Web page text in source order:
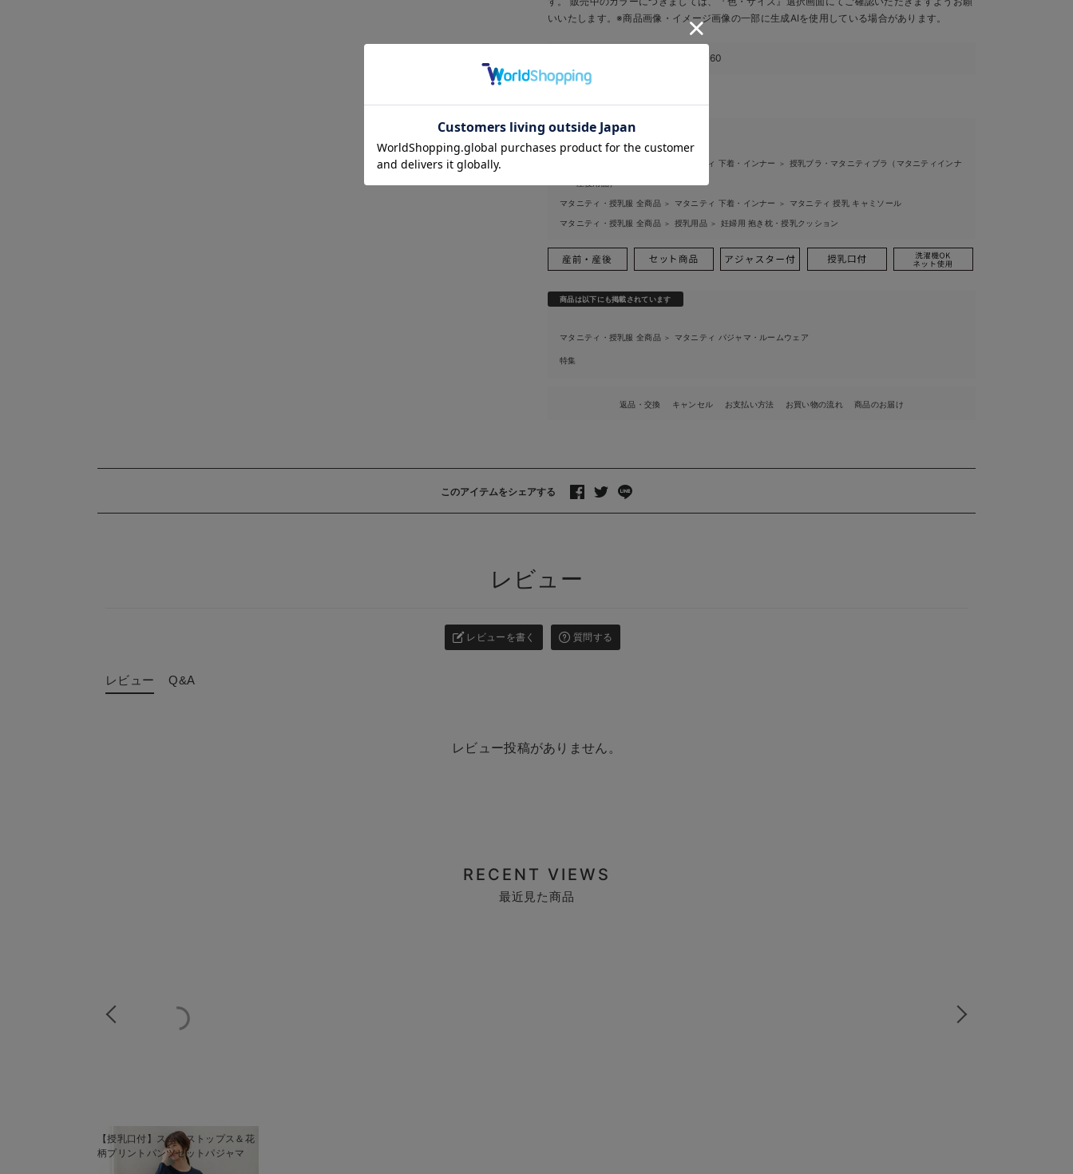
いいたします。 ※商品画像・イメージ画像の一部に生成AIを使用している場合があります。
60
関連カテゴリ
マタニティ 下着・インナー ＞ 授乳ブラ・マタニティブラ（マタニティインナ
マタニティ・授乳服 全商品 ＞ マタニティ 下着・インナー ＞ マタニティ 授乳 キャミソール
マタニティ・授乳服 全商品 ＞ 授乳用品 ＞ 妊婦用 抱き枕・授乳クッション
商品は以下にも掲載されています
マタニティ・授乳服 全商品 ＞ マタニティ パジャマ・ルームウェア
特集
返品・交換 キャンセル お支払い方法 お買い物の流れ 商品のお届け
このアイテムをシェアする >
レビュー
レビューを書く 質問する
レビュー Q&A
レビュー投稿がありません。
RECENT VIEWS
最近見た商品
商
品
商
品
【授乳口付】スムーストップス＆花
柄プリントパンツセットパジャマ
お気に入り商品を確認する